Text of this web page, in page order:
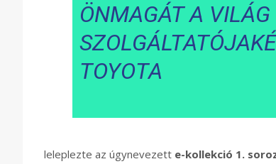
ÖNMAGÁT A
TOYOTA
leleplezte az úgynevezett e-kollekció 1.